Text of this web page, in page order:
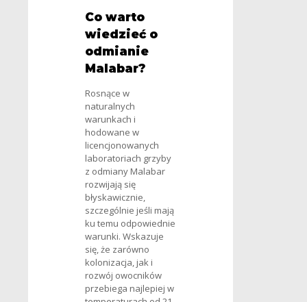
Co warto
wiedzieć o
odmianie
Malabar?
Rosnące w
naturalnych
warunkach i
hodowane w
licencjonowanych
laboratoriach grzyby
z odmiany Malabar
rozwijają się
błyskawicznie,
szczególnie jeśli mają
ku temu odpowiednie
warunki. Wskazuje
się, że zarówno
kolonizacja, jak i
rozwój owocników
przebiega najlepiej w